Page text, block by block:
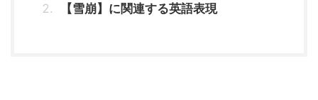
【雪崩】に関連する英語表現